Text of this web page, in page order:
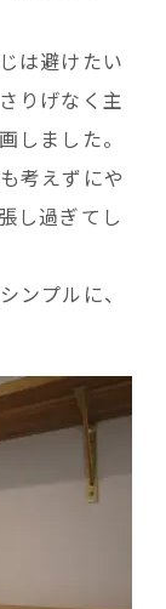
は避けたい
りげなく主
しました。
考えずにや
し過ぎてし
ンプルに、